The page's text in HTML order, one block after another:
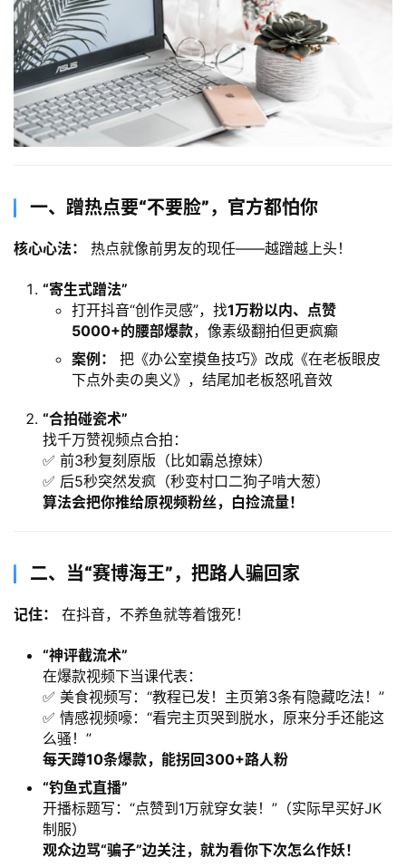
一、蹭热点要“不要脸”，官方都怕你
核心心法：​ 热点就像前男友的现任——越蹭越上头！
​“寄生式蹭法”​
打开抖音“创作灵感”，找1万粉以内、点赞
5000+的腰部爆款，像素级翻拍但更疯癫
案例：​
把《办公室摸鱼技巧》改成《在老板眼皮
下点外卖の奥义》，结尾加老板怒吼音效
​“合拍碰瓷术”​
找千万赞视频点合拍：
✅ 前3秒复刻原版（比如霸总撩妹）
✅ 后5秒突然发疯（秒变村口二狗子啃大葱）
算法会把你推给原视频粉丝，白捡流量！​
二、当“赛博海王”，把路人骗回家
记住：​ 在抖音，不养鱼就等着饿死！
​“神评截流术”​
在爆款视频下当课代表：
✅ 美食视频写：“教程已发！主页第3条有隐藏吃法！”
✅ 情感视频嚎：“看完主页哭到脱水，原来分手还能这
么骚！”
每天蹲10条爆款，能拐回300+路人粉
​“钓鱼式直播”​
开播标题写：“点赞到1万就穿女装！”（实际早买好JK
制服）
观众边骂“骗子”边关注，就为看你下次怎么作妖！​